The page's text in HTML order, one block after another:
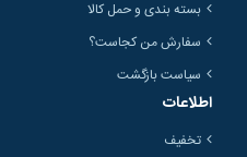
بسته بندی و حمل کالا
سفارش من کجاست؟
سیاست بازگشت
اطلاعات
تخفیف